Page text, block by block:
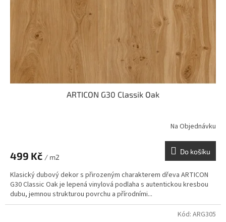
ARTICON G30 Classik Oak
Na Objednávku
499 Kč / m2
Do košíku
Klasický dubový dekor s přirozeným charakterem dřeva ARTICON
G30 Classic Oak je lepená vinylová podlaha s autentickou kresbou
dubu, jemnou strukturou povrchu a přírodními...
Kód: ARG305